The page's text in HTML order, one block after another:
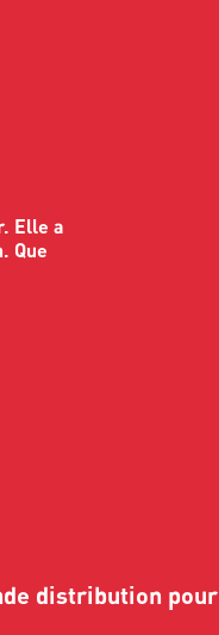
Elle a
Que
distribution pour